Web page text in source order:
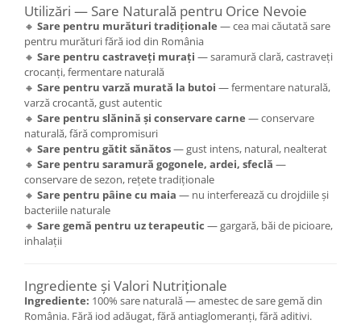
Utilizări — Sare Naturală pentru Orice Nevoie
🔸 Sare pentru murături tradiționale — cea mai căutată sare
pentru murături fără iod din România
🔸 Sare pentru castraveți murați — saramură clară, castraveți
crocanți, fermentare naturală
🔸 Sare pentru varză murată la butoi — fermentare naturală,
varză crocantă, gust autentic
🔸 Sare pentru slănină și conservare carne — conservare
naturală, fără compromisuri
🔸 Sare pentru gătit sănătos— gust intens, natural, nealterat
🔸 Sare pentru saramură gogonele, ardei, sfeclă —
conservare de sezon, rețete tradiționale
🔸 Sare pentru pâine cu maia — nu interferează cu drojdiile și
bacteriile naturale
🔸 Sare gemă pentru uz terapeutic — gargară, băi de picioare,
inhalații
Ingrediente și Valori Nutriționale
Ingrediente: 100% sare naturală — amestec de sare gemă din
România. Fără iod adăugat, fără antiaglomeranți, fără aditivi.